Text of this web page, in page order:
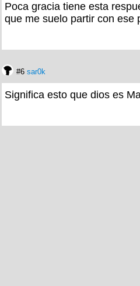
Poca gracia tiene esta
que me suelo partir con ese
#6 sar0k
Significa esto que dios es